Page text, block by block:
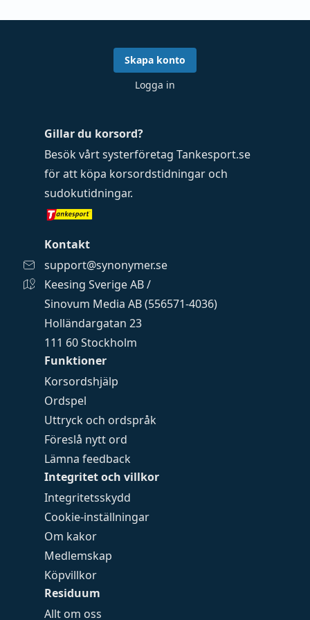
Funktioner
Korsordshjälp
Ordspel
Uttryck och ordspråk
Föreslå nytt ord
Lämna feedback
Integritet och villkor
Integritetsskydd
Cookie-inställningar
Om kakor
Medlemskap
Köpvillkor
Residuum
Allt om oss
Gillar du korsord?
Besök vårt systerföretag Tankesport.se
för att köpa korsordstidningar och
sudokutidningar.
Kontakt
support@synonymer.se
Keesing Sverige AB /
Sinovum Media AB (556571-4036)
Holländargatan 23
111 60 Stockholm
Skapa konto
Logga in